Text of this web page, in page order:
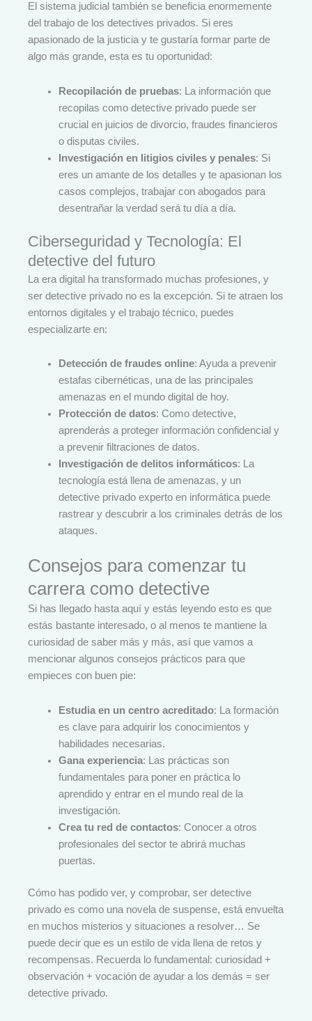
El sistema judicial también se beneficia enormemente
del trabajo de los detectives privados. Si eres
apasionado de la justicia y te gustaría formar parte de
algo más grande, esta es tu oportunidad:
Recopilación de pruebas: La información que
recopilas como detective privado puede ser
crucial en juicios de divorcio, fraudes financieros
o disputas civiles.
Investigación en litigios civiles y penales: Si
eres un amante de los detalles y te apasionan los
casos complejos, trabajar con abogados para
desentrañar la verdad será tu día a día.
Ciberseguridad y Tecnología: El
detective del futuro
La era digital ha transformado muchas profesiones, y
ser detective privado no es la excepción. Si te atraen los
entornos digitales y el trabajo técnico, puedes
especializarte en:
Detección de fraudes online: Ayuda a prevenir
estafas cibernéticas, una de las principales
amenazas en el mundo digital de hoy.
Protección de datos: Como detective,
aprenderás a proteger información confidencial y
a prevenir filtraciones de datos.
Investigación de delitos informáticos: La
tecnología está llena de amenazas, y un
detective privado experto en informática puede
rastrear y descubrir a los criminales detrás de los
ataques.
Consejos para comenzar tu
carrera como detective
Si has llegado hasta aquí y estás leyendo esto es que
estás bastante interesado, o al menos te mantiene la
curiosidad de saber más y más, así que vamos a
mencionar algunos consejos prácticos para que
empieces con buen pie:
Estudia en un centro acreditado: La formación
es clave para adquirir los conocimientos y
habilidades necesarias.
Gana experiencia: Las prácticas son
fundamentales para poner en práctica lo
aprendido y entrar en el mundo real de la
investigación.
Crea tu red de contactos: Conocer a otros
profesionales del sector te abrirá muchas
puertas.
Cómo has podido ver, y comprobar, ser detective
privado es como una novela de suspense, está envuelta
en muchos misterios y situaciones a resolver… Se
puede decir que es un estilo de vida llena de retos y
recompensas. Recuerda lo fundamental: curiosidad +
observación + vocación de ayudar a los demás = ser
detective privado.